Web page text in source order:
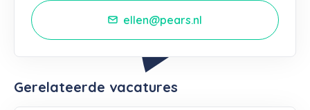
ellen@pears.nl
Gerelateerde vacatures